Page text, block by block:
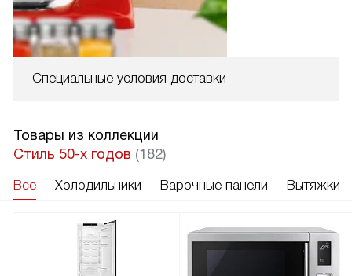
Специальные условия доставки
Товары из коллекции
Стиль 50-х годов (182)
Все Холодильники Варочные панели Вытяжки